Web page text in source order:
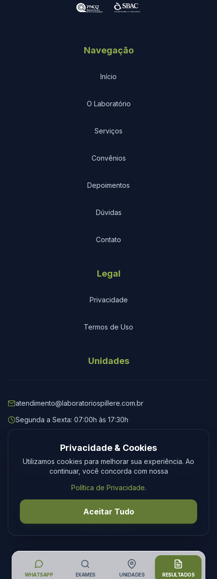
Navegação
Início
O Laboratório
Serviços
Convênios
Depoimentos
Dúvidas
Contato
Legal
Privacidade
Termos de Uso
Unidades
atendimento@laboratoriospillere.com.br
Segunda a Sexta: 07:00h às 17:30h
© 2026 Laboratório Spillere. Todos os direitos reservados.
PrivacidadeTermos
DesenvolvimentoTecmedia
Privacidade & Cookies
Utilizamos cookies para melhorar sua experiência. Ao
continuar, você concorda com nossa
Política de Privacidade.
Aceitar Tudo
WHATSAPP EXAMES UNIDADES RESULTADOS